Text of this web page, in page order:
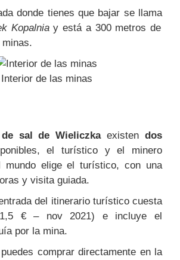
donde tienes que bajar se llama
Kopalniay está a 300 metros de
Interior de las minas
sal de Wieliczkaexisten dos
el turístico y el minero
mundo elige el turístico, con una
y visita guiada.
del itinerario turístico cuesta
€ – nov 2021) e incluye el
por la mina.
comprar directamente en la